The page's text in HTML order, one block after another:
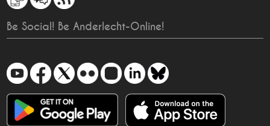
Be Social! Be Anderlecht-Online!